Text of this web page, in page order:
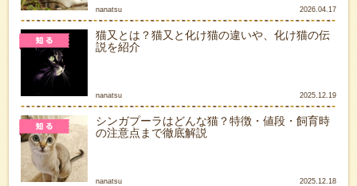
「nanatsu」の記事一覧
nanatsu 2026.04.17
猫又とは？猫又と化け猫の違いや、化け猫の伝
説を紹介
nanatsu 2025.12.19
シンガプーラはどんな猫？特徴・値段・飼育時
の注意点まで徹底解説
nanatsu 2025.12.18